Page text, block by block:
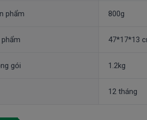
phẩm 800g
47*17*13
gói 1.2kg
12 tháng